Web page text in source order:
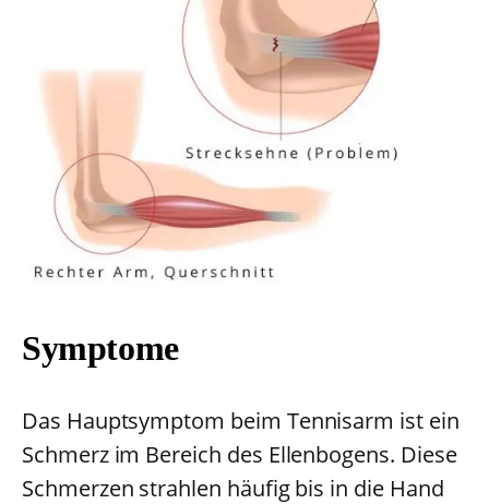
Symptome
Das Hauptsymptom beim Tennisarm ist ein
Schmerz im Bereich des Ellenbogens. Diese
Schmerzen strahlen häufig bis in die Hand